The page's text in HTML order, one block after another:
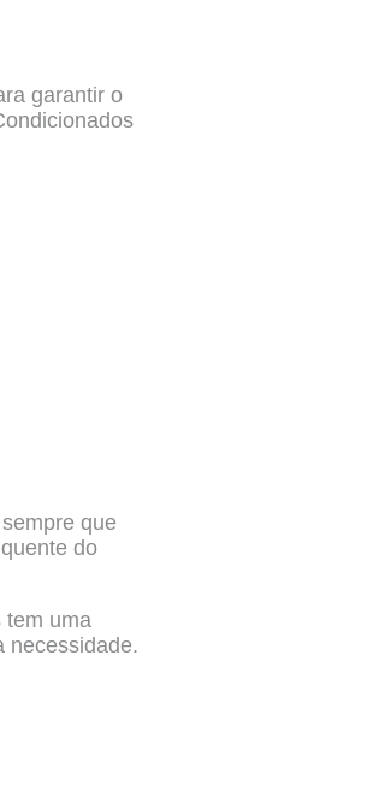
garantir o
que
do
tem uma
necessidade.